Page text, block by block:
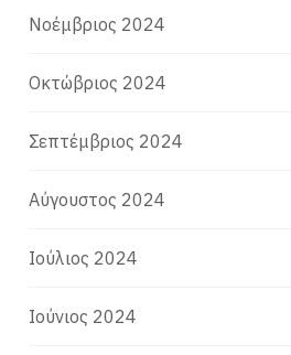
Νοέμβριος 2024
Οκτώβριος 2024
Σεπτέμβριος 2024
Αύγουστος 2024
Ιούλιος 2024
Ιούνιος 2024